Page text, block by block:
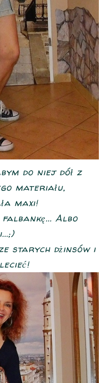
do niej dół z
materiału,
maxi!
Albo
starych dżinsów i